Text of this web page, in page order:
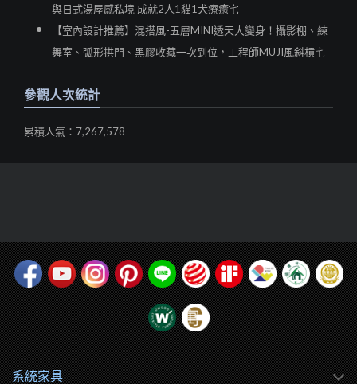
與日式湯屋感私境 成就2人1貓1犬療癒宅
【室內設計推薦】混搭風-五層MINI透天大變身！攝影棚、練
舞室、弧形拱門、黑膠收藏一次到位，工程師MUJI風斜槓宅
參觀人次統計
累積人氣：7,267,578
系統家具